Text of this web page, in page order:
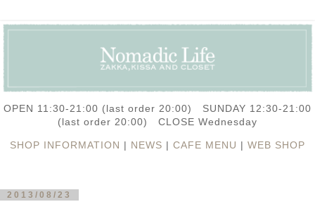
OPEN 11:30-21:00 (last order 20:00) SUNDAY 12:30-21:00
(last order 20:00) CLOSE Wednesday
SHOP INFORMATION | NEWS | CAFE MENU | WEB SHOP
2013/08/23